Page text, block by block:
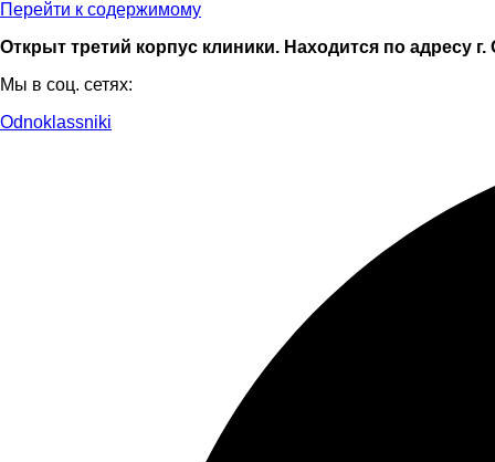
Перейти к содержимому
Открыт третий корпус клиники. Находится по адресу
Мы в соц. сетях:
Odnoklassniki